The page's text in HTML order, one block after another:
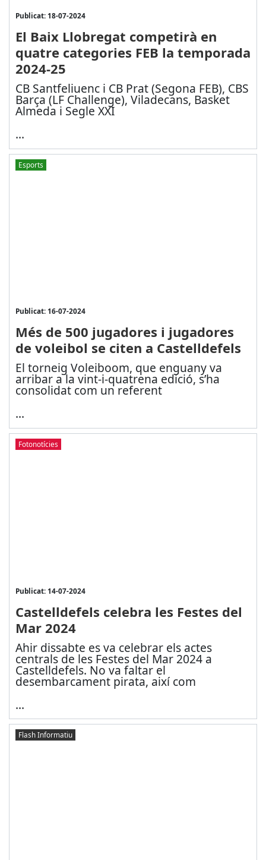
Publicat: 18-07-2024
El Baix Llobregat competirà en
quatre categories FEB la temporada
2024-25
CB Santfeliuenc i CB Prat (Segona FEB), CBS
Barça (LF Challenge), Viladecans, Basket
Almeda i Segle XXI
...
Esports
Publicat: 16-07-2024
Més de 500 jugadores i jugadores
de voleibol se citen a Castelldefels
El torneig Voleiboom, que enguany va
arribar a la vint-i-quatrena edició, s’ha
consolidat com un referent
...
Fotonotícies
Publicat: 14-07-2024
Castelldefels celebra les Festes del
Mar 2024
Ahir dissabte es va celebrar els actes
centrals de les Festes del Mar 2024 a
Castelldefels. No va faltar el
desembarcament pirata, així com
...
Flash Informatiu